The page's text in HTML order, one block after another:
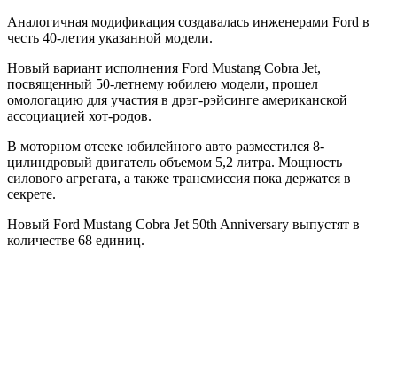
Аналогичная модификация создавалась инженерами Ford в
честь 40-летия указанной модели.
Новый вариант исполнения Ford Mustang Cobra Jet,
посвященный 50-летнему юбилею модели, прошел
омологацию для участия в дрэг-рэйсинге американской
ассоциацией хот-родов.
В моторном отсеке юбилейного авто разместился 8-
цилиндровый двигатель объемом 5,2 литра. Мощность
силового агрегата, а также трансмиссия пока держатся в
секрете.
Новый Ford Mustang Cobra Jet 50th Anniversary выпустят в
количестве 68 единиц.